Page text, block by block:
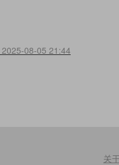
2025-08-05 21:44
关